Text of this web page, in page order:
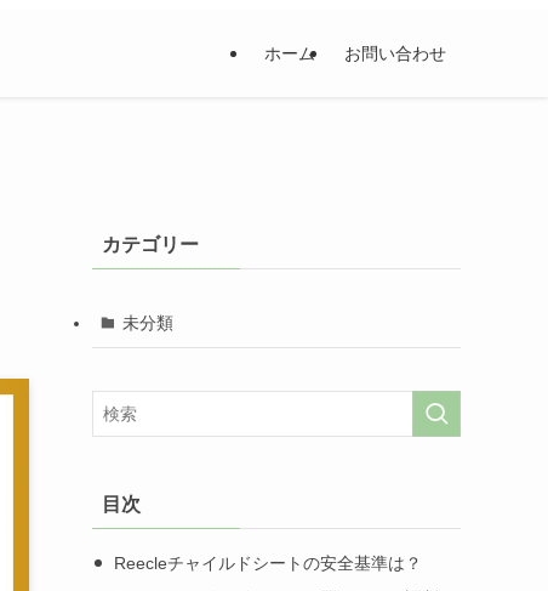
ホーム お問い合わせ
カテゴリー
未分類
目次
Reecleチャイルドシートの安全基準は？